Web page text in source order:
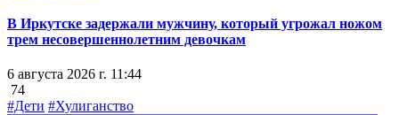
В Иркутске задержали мужчину, который угрожал ножом
трем несовершеннолетним девочкам
6 августа 2026 г. 11:44
74
#Дети #Хулиганство